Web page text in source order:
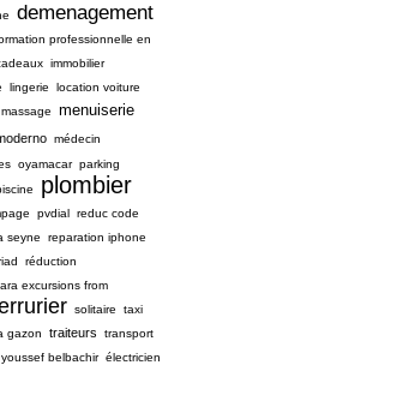
demenagement
professionnelle en
immobilier
lingerie
location voiture
massage menuiserie
médecin
oyamacar parking
plombier
pvdial reduc code
seyne
reparation iphone
réduction
excursions from
solitaire
taxi
gazon traiteurs
transport
youssef belbachir électricien